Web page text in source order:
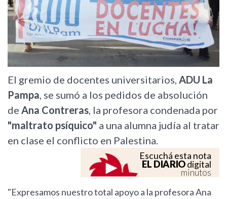
El gremio de docentes universitarios, ADU La
Pampa, se sumó a los pedidos de absolución
de Ana Contreras, la profesora condenada por
"maltrato psíquico" a una alumna judía al tratar
en clase el conflicto en Palestina.
Escuchá esta nota
EL DIARIOdigital
minutos
"Expresamos nuestro total apoyo a la profesora Ana